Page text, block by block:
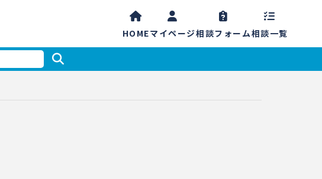
HOMEマイページ相談フォーム相談一覧